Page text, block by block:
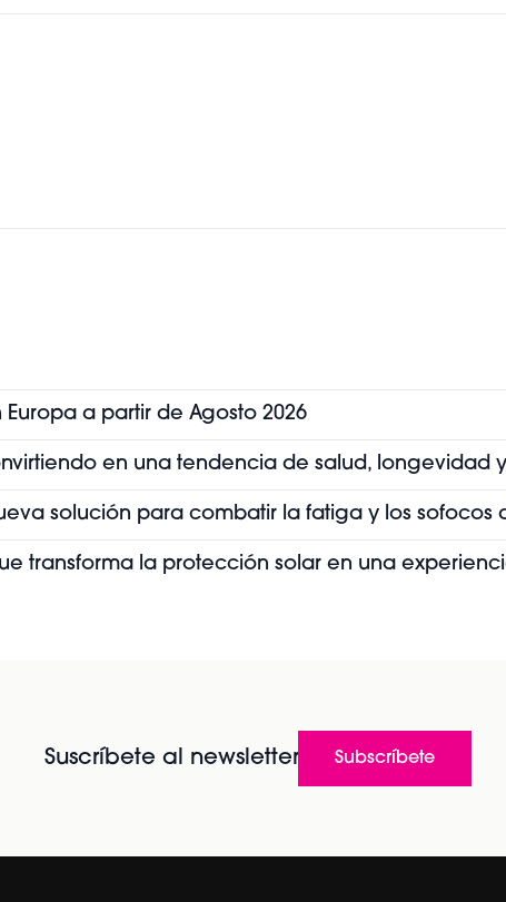
a partir de Agosto 2026
en una tendencia de salud, longevidad
solución para combatir la fatiga y los sofocos
transforma la protección solar en una
Suscríbete al newsletter Subscríbete